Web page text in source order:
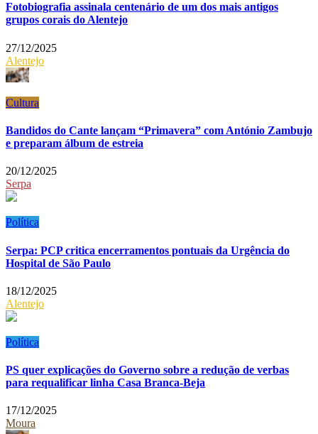
Fotobiografia assinala centenário de um dos mais antigos
grupos corais do Alentejo
27/12/2025
Alentejo
Cultura
Bandidos do Cante lançam “Primavera” com António Zambujo
e preparam álbum de estreia
20/12/2025
Serpa
Política
Serpa: PCP critica encerramentos pontuais da Urgência do
Hospital de São Paulo
18/12/2025
Alentejo
Política
PS quer explicações do Governo sobre a redução de verbas
para requalificar linha Casa Branca-Beja
17/12/2025
Moura